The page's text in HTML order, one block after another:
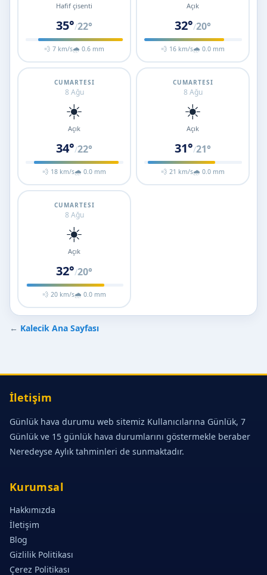
Hafif çisenti
35°/22°
💨 7 km/s🌧 0.6 mm
Açık
32°/20°
💨 16 km/s🌧 0.0 mm
CUMARTESI
8 Ağu
☀️
Açık
34°/22°
💨 18 km/s🌧 0.0 mm
CUMARTESI
8 Ağu
☀️
Açık
31°/21°
💨 21 km/s🌧 0.0 mm
CUMARTESI
8 Ağu
☀️
Açık
32°/20°
💨 20 km/s🌧 0.0 mm
← Kalecik Ana Sayfası
İletişim
Günlük hava durumu web sitemiz Kullanıcılarına Günlük, 7
Günlük ve 15 günlük hava durumlarını göstermekle beraber
Neredeyse Aylık tahminleri de sunmaktadır.
Kurumsal
Hakkımızda
İletişim
Blog
Gizlilik Politikası
Çerez Politikası